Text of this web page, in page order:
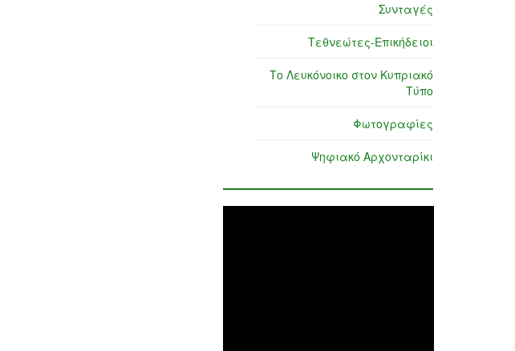
Συνταγές
Τεθνεώτες-Επικήδειοι
Το Λευκόνοικο στον Κυπριακό
Τύπο
Φωτογραφίες
Ψηφιακό Αρχονταρίκι